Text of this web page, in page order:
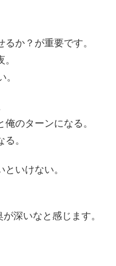
か？が重要です。
のターンになる。
。
いけない。
深いなと感じます。